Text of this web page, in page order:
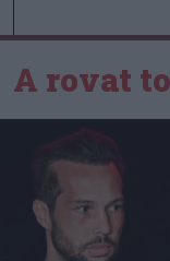
A rovat